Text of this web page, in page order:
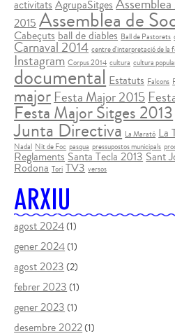
activitats AgrupaSitges
2015 Assemblea de
Cabeçuts ball de diables Ball de Pastorets
Carnaval 2014 centre d'interpretació de la
Instagram Corpus 2014 cultura cultura
documental Estatuts Falcons
majorFesta Major 2015
Festa Major Sitges 2013
Junta Directiva La Marató La
Nadal Nit de Foc pasqua pressupostos municipals
Reglaments Santa Tecla 2013 Sant
Rodona Torí TV3 versos
ARXIU
agost 2024(1)
gener 2024(1)
agost 2023 (2)
febrer 2023 (1)
gener 2023 (1)
desembre 2022(1)